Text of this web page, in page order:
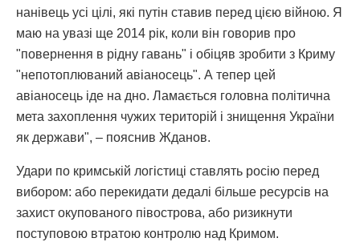
нанівець усі цілі, які путін ставив перед цією війною. Я
маю на увазі ще 2014 рік, коли він говорив про
"повернення в рідну гавань" і обіцяв зробити з Криму
"непотоплюваний авіаносець". А тепер цей
авіаносець іде на дно. Ламається головна політична
мета захоплення чужих територій і знищення України
як держави", – пояснив Жданов.
Удари по кримській логістиці ставлять росію перед
вибором: або перекидати дедалі більше ресурсів на
захист окупованого півострова, або ризикнути
поступовою втратою контролю над Кримом.